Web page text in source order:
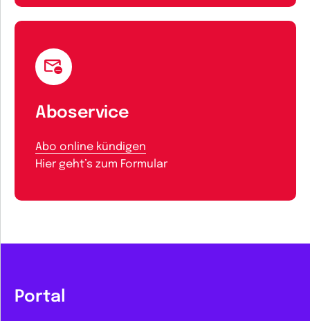
Aboservice
Abo online kündigen
Hier geht’s zum Formular
Portal